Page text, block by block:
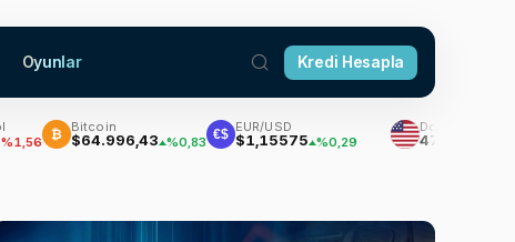
Oyunlar Kredi Hesapla
₿
Bitcoin
$64.996,43 %0,83 €$
EUR/USD
$1,15575 %0,29
Dolar
47,7111